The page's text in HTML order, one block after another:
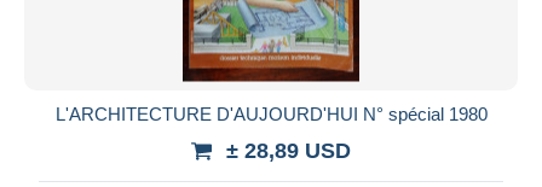
L'ARCHITECTURE D'AUJOURD'HUI N° spécial 1980
± 28,89 USD